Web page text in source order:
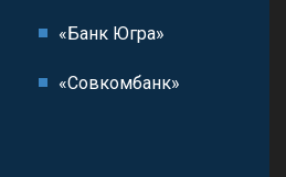
«Банк Югра»
«Совкомбанк»